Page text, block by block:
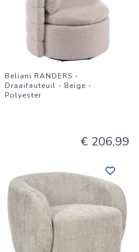
Beliani RANDERS -
Draaifauteuil - Beige -
Polyester
€ 206,99